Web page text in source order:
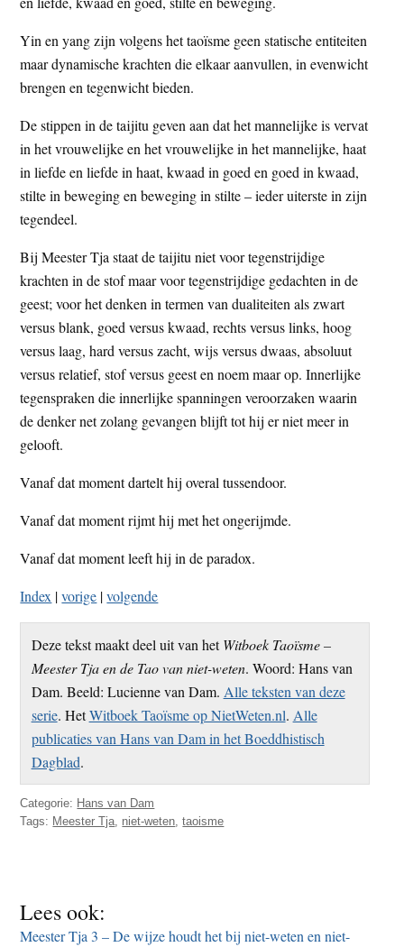
e
Yin en yang zijn volgens het taoïsme geen statische entiteiten
maar dynamische krachten die elkaar aanvullen, in evenwicht
brengen en tegenwicht bieden.
De stippen in de taijitu geven aan dat het mannelijke is vervat
in het vrouwelijke en het vrouwelijke in het mannelijke, haat
in liefde en liefde in haat, kwaad in goed en goed in kwaad,
stilte in beweging en beweging in stilte – ieder uiterste in zijn
tegendeel.
Bij Meester Tja staat de taijitu niet voor tegenstrijdige
krachten in de stof maar voor tegenstrijdige gedachten in de
geest; voor het denken in termen van dualiteiten als zwart
versus blank, goed versus kwaad, rechts versus links, hoog
versus laag, hard versus zacht, wijs versus dwaas, absoluut
versus relatief, stof versus geest en noem maar op. Innerlijke
tegenspraken die innerlijke spanningen veroorzaken waarin
de denker net zolang gevangen blijft tot hij er niet meer in
gelooft.
Vanaf dat moment dartelt hij overal tussendoor.
Vanaf dat moment rijmt hij met het ongerijmde.
Vanaf dat moment leeft hij in de paradox.
Index |vorige |volgende
Deze tekst maakt deel uit van hetWitboek Taoïsme –
Meester Tja en de Tao van niet-weten. Woord: Hans van
Dam. Beeld: Lucienne van Dam. Alle teksten van deze
serie. HetWitboek Taoïsme op NietWeten.nl. Alle
publicaties van Hans van Dam in het Boeddhistisch
Dagblad.
Categorie: Hans van Dam
Tags: Meester Tja, niet-weten,taoisme
Lees ook:
Meester Tja 3 – De wijze houdt het bij niet-weten en niet-